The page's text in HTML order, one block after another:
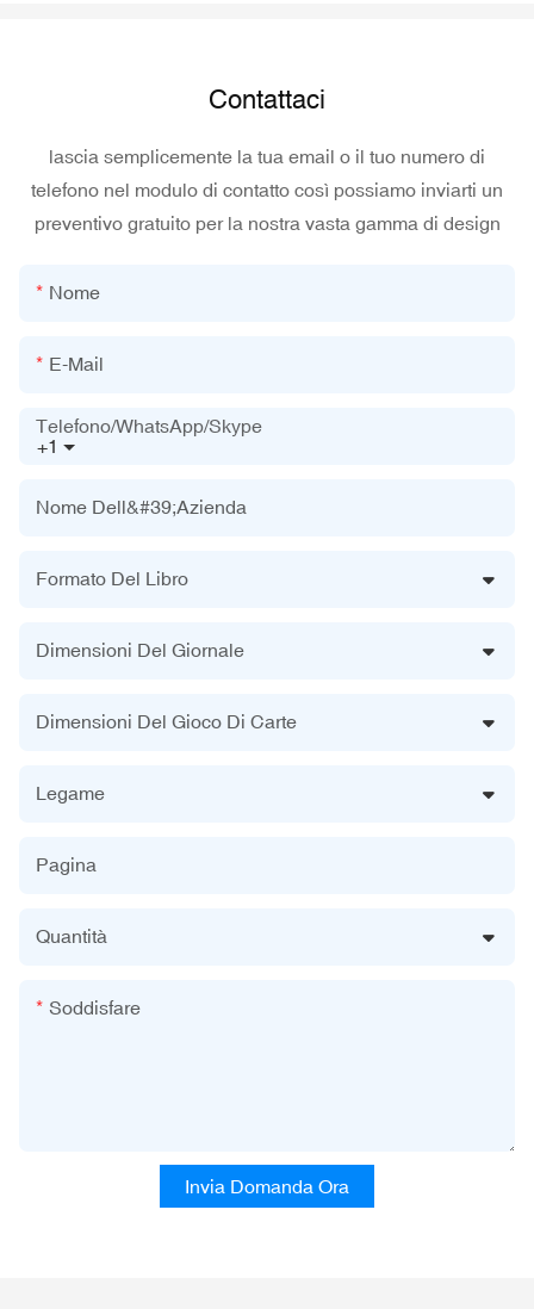
Contattaci
lascia semplicemente la tua email o il tuo numero di
telefono nel modulo di contatto così possiamo inviarti un
preventivo gratuito per la nostra vasta gamma di design
Nome
E-Mail
+1
Telefono/WhatsApp/Skype
Nome Dell&#39;azienda
Formato Del Libro
Dimensioni Del Giornale
Dimensioni Del Gioco Di Carte
Legame
Pagina
Quantità
Soddisfare
Invia Domanda Ora